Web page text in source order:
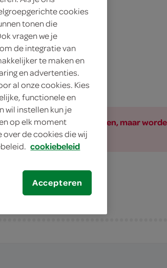
zichtbaar bij de producten, maar
cookies
tonen die
vragen we je
de integratie van
te maken en
en advertenties.
al onze cookies. Kies
functionele en
wil instellen kun je
op elk moment
de cookies die wij
cookiebeleid
Accepteren